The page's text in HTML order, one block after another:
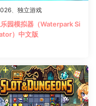
、 独立游戏
园模拟器（Waterpark Si
）中文版